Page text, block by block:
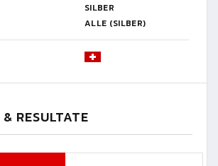
SILBER
ALLE (SILBER)
RESULTATE